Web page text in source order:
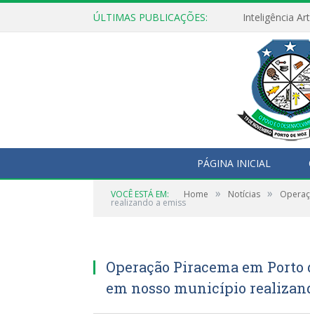
ÚLTIMAS PUBLICAÇÕES:
PÁGINA INICIAL
VOCÊ ESTÁ EM: Home » Notícias »
realizando a emiss
Operação Piracema em
em nosso município